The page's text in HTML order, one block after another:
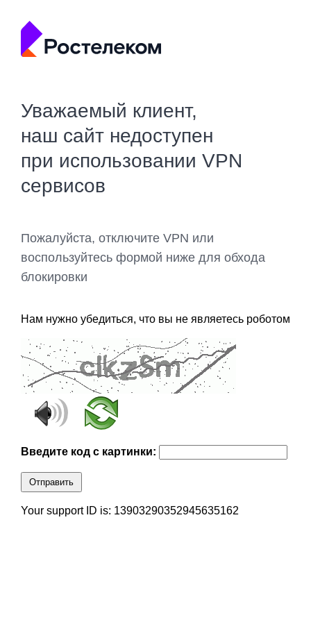
Уважаемый клиент,
наш сайт недоступен
при использовании VPN
сервисов
Пожалуйста, отключите VPN или
воспользуйтесь формой ниже для обхода
блокировки
Нам нужно убедиться, что вы не являетесь роботом
Введите код с картинки:
Отправить
Your support ID is: 13903290352945635162